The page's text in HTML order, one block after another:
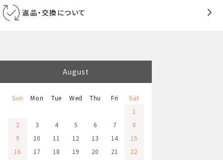
返品・交換について
August
Sun Mon Tue Wed Thu Fri
Sat
1
2
3 4 5 6 7
8
9
10 11 12 13 14
15
16
17 18 19 20 21
22